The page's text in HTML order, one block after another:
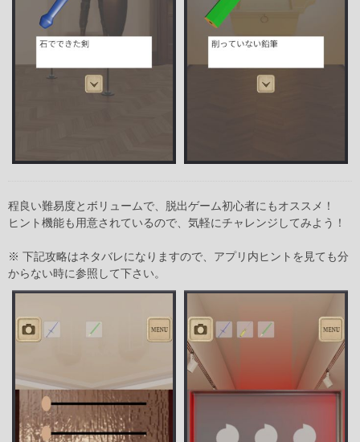
程良い難易度とボリュームで、脱出ゲーム初心者にもオススメ！
ヒント機能も用意されているので、気軽にチャレンジしてみよう！
※ 下記攻略はネタバレになりますので、アプリ内ヒントを見ても分
からない時に参照して下さい。